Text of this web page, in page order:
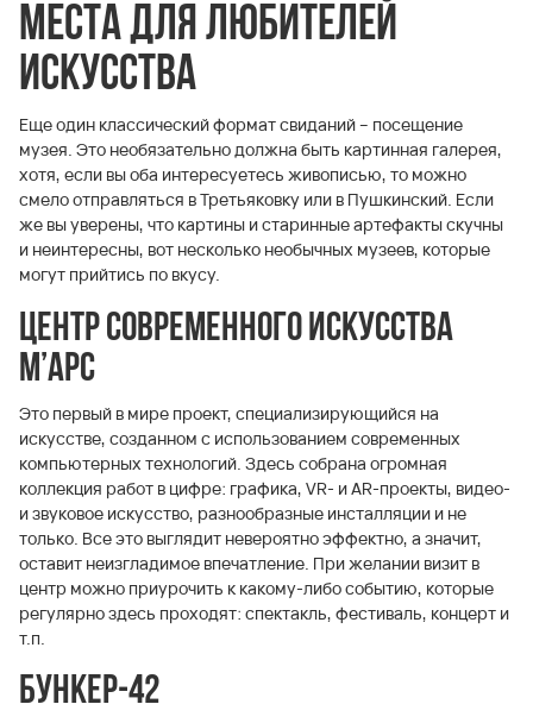
Места для любителей
искусства
Еще один классический формат свиданий – посещение
музея. Это необязательно должна быть картинная галерея,
хотя, если вы оба интересуетесь живописью, то можно
смело отправляться в Третьяковку или в Пушкинский. Если
же вы уверены, что картины и старинные артефакты скучны
и неинтересны, вот несколько необычных музеев, которые
могут прийтись по вкусу.
Центр современного искусства
М’АРС
Это первый в мире проект, специализирующийся на
искусстве, созданном с использованием современных
компьютерных технологий. Здесь собрана огромная
коллекция работ в цифре: графика, VR- и AR-проекты, видео-
и звуковое искусство, разнообразные инсталляции и не
только. Все это выглядит невероятно эффектно, а значит,
оставит неизгладимое впечатление. При желании визит в
центр можно приурочить к какому-либо событию, которые
регулярно здесь проходят: спектакль, фестиваль, концерт и
т.п.
Бункер-42